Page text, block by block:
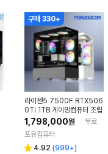
구매 330+
라이젠5 7500F RTX506
0Ti 1TB 게이밍컴퓨터 조립
PC 본체 견적 배그 주식용
1,798,000원
무료
포유컴퓨터
별 4.92 리
(999+)